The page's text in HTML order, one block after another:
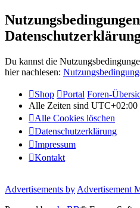
Du kannst die
hier nachlesen:
Shop Portal Foren-
Alle Zeiten sind UTC+02:00
Alle Cookies löschen
Datenschutzerklärung
Impressum
Kontakt
Advertisements by Advertisement